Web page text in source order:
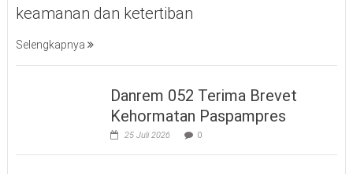
keamanan dan ketertiban
Selengkapnya
Danrem 052 Terima Brevet
Kehormatan Paspampres
25 Juli 2026 0